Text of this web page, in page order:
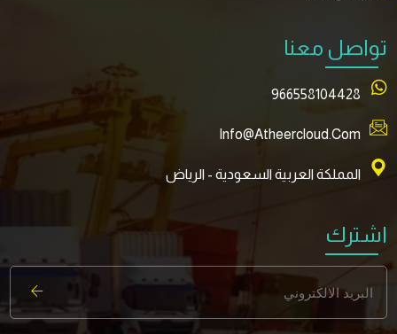
تواصل معنا
966558104428
Info@atheercloud.com
المملكة العربية السعودية - الرياض
اشترك